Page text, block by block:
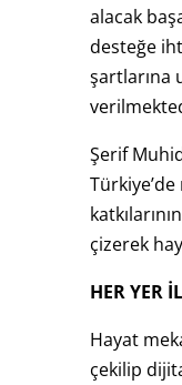
alacak
desteğe
şartlarına
Şerif
çizerek
HER YER
Hayat
çekilip